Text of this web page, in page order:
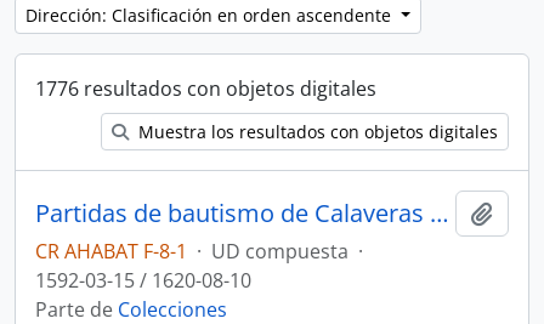
Dirección: Clasificación en orden ascendente
1776 resultados con objetos digitales
Muestra los resultados con objetos digitales
Partidas de bautismo de Calaveras de Arriba
CR AHABAT F-8-1 · UD compuesta ·
1592-03-15 / 1620-08-10
Parte de Colecciones